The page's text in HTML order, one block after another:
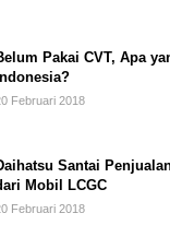
Pakai CVT, Apa
Indonesia?
Februari 2018
Santai
Mobil LCGC
Februari 2018